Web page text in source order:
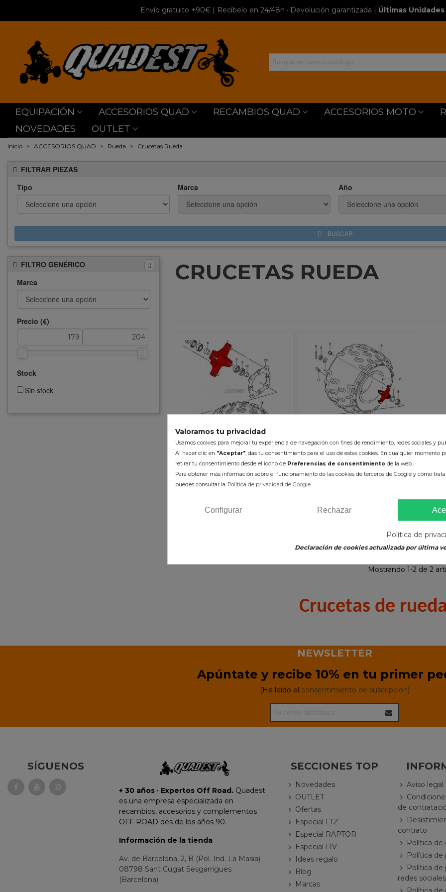
Envío gratuito +90€ | Recíbelo en 24/48h · Devolución garantizada | Últimas
EQUIPACIÓN ACCESORIOS QUAD RECAMBIOS QUAD ACCESORIOS MOTO
NOVEDADES
OUTLET
Inicio > ACCESORIOS QUAD > Rueda > Crucetas Rueda
FILTRAR PIEZAS
Tipo
Marca Año
BUSCAR
FILTRO GENÉRICO
Marca
Precio (€)
Stock
Sin stock
CRUCETAS RUEDA
Cruceta Delantera Original
Suzuki LTZ 400 / Kawasaki KFX
400
179,35 €
Disponible en 2-5 días
Cruceta Rueda Trasera Original
Suzuki LTZ 400 / Kawasaki KFX
203,27 €
Disponible en 2-5 días
AÑADIR AL CARRITO
Mostrando 1-2 de 2
Crucetas de
NEWSLETTER
Apúntate y recibe 10% en tu primer
(He leido el consentimiento de suscripción)
SÍGUENOS
+ 30 años · Expertos Off Road. Quadest
es una empresa especializada en
recambios, accesorios y complementos
OFF ROAD des de los años 90.
Información de la tienda
Av. de Barcelona, 2, B (Pol. Ind. La Masia)
08798 Sant Cugat Sesgarrigues
(Barcelona)
SECCIONES TOP
Novedades
OUTLET
Ofertas
Especial LTZ
Especial RAPTOR
Especial ITV
Ideas regalo
Blog
Marcas
Aviso legal
de
contrato
Política de
Política de
Política de
redes sociales
Valoramos tu privacidad
Usamos cookies para mejorar tu experiencia de navegación con fines de rendimiento, redes sociales y
Al hacer clic en "Aceptar", das tu consentimiento para el uso de estas cookies. En cualquier momento
retirar tu consentimiento desde el icono de Preferencias de consentimiento de la web.
Para obtener más información sobre el funcionamiento de las cookies de terceros de Google y cómo
puedes consultar la Política de privacidad de Google
Configurar Rechazar
Política de
Declaración de cookies actualizada por última